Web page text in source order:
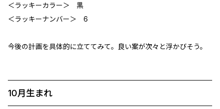
＜ラッキーカラー＞ 黒
＜ラッキーナンバー＞ 6
今後の計画を具体的に立ててみて。良い案が次々と浮かびそう。
10月生まれ